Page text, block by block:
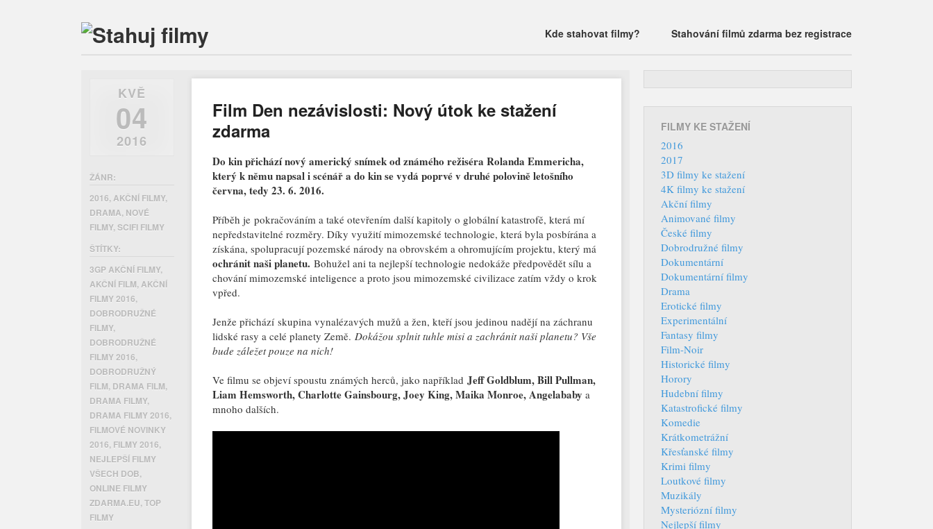
Main menuKde stahovat filmy? Stahování filmů zdarma bez registrace
Film Den nezávislosti: Nový útok ke stažení
zdarma
Do kin přichází nový americký snímek od známého režiséra Rolanda Emmericha,
který k němu napsal i scénář a do kin se vydá poprvé v druhé polovině letošního
června, tedy 23. 6. 2016.
Příběh je pokračováním a také otevřením další kapitoly o globální katastrofě, která mí
nepředstavitelné rozměry. Díky využití mimozemské technologie, která byla posbírána a
získána, spolupracují pozemské národy na obrovském a ohromujícím projektu, který má
ochránit naši planetu. Bohužel ani ta nejlepší technologie nedokáže předpovědět sílu a
chování mimozemské inteligence a proto jsou mimozemské civilizace zatím vždy o krok
vpřed.
Jenže přichází skupina vynalézavých mužů a žen, kteří jsou jedinou nadějí na záchranu
lidské rasy a celé planety Země. Dokážou splnit tuhle misi a zachránit naši planetu? Vše
bude záležet pouze na nich!
Ve filmu se objeví spoustu známých herců, jako například Jeff Goldblum, Bill Pullman,
Liam Hemsworth, Charlotte Gainsbourg, Joey King, Maika Monroe, Angelababy a
mnoho dalších.
KVĚ
04
2016
ŽÁNR:
2016, AKČNÍ FILMY,
DRAMA, NOVÉ
FILMY, SCIFI FILMY
ŠTÍTKY:
3GP AKČNÍ FILMY,
AKČNÍ FILM, AKČNÍ
FILMY 2016,
DOBRODRUŽNÉ
FILMY,
DOBRODRUŽNÉ
FILMY 2016,
DOBRODRUŽNÝ
FILM, DRAMA FILM,
DRAMA FILMY,
DRAMA FILMY 2016,
FILMOVÉ NOVINKY
2016, FILMY 2016,
NEJLEPŠÍ FILMY
VŠECH DOB,
ONLINE FILMY
ZDARMA.EU, TOP
FILMY
FILMY KE STAŽENÍ
2016
2017
3D filmy ke stažení
4K filmy ke stažení
Akční filmy
Animované filmy
České filmy
Dobrodružné filmy
Dokumentární
Dokumentární filmy
Drama
Erotické filmy
Experimentální
Fantasy filmy
Film-Noir
Historické filmy
Horory
Hudební filmy
Katastrofické filmy
Komedie
Krátkometrážní
Křesťanské filmy
Krimi filmy
Loutkové filmy
Muzikály
Mysteriózní filmy
Nejlepší filmy